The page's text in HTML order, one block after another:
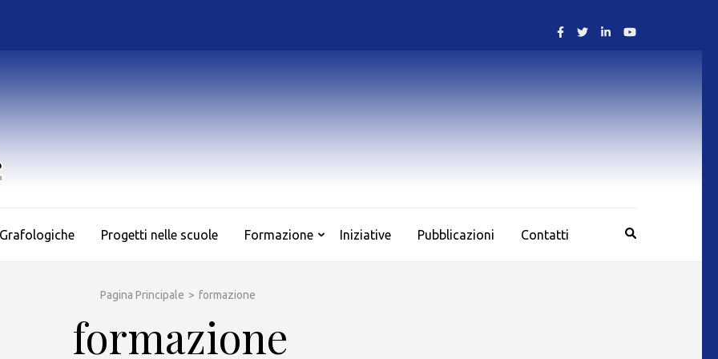
AS.SO.GRAF.
Progetti nelle scuole Formazione Iniziative Pubblicazioni Contatti
Pagina Principale > formazione
formazione